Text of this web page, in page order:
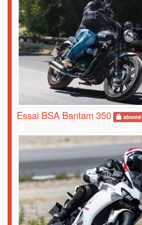
Essai BSA Bantam 350 abonné